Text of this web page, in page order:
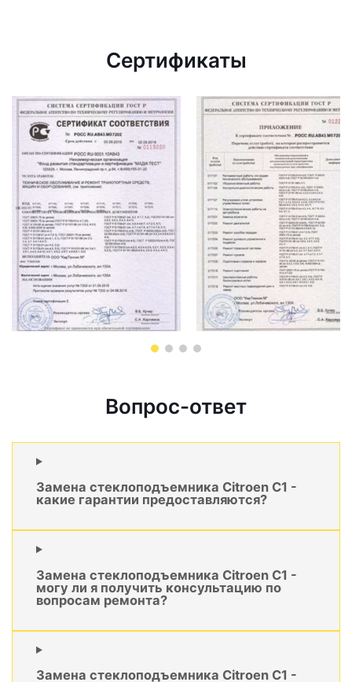
Сертификаты
Вопрос-ответ
Замена стеклоподъемника Citroen C1 -
какие гарантии предоставляются?
Замена стеклоподъемника Citroen C1 -
могу ли я получить консультацию по
вопросам ремонта?
Замена стеклоподъемника Citroen C1 -